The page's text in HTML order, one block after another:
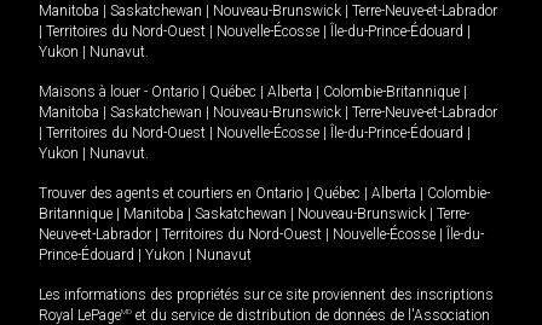
Manitoba | Saskatchewan | Nouveau-Brunswick | Terre-Neuve-et-Labrador
| Territoires du Nord-Ouest | Nouvelle-Écosse | Île-du-Prince-Édouard |
Yukon | Nunavut.
Maisons à louer - Ontario | Québec | Alberta | Colombie-Britannique |
Manitoba | Saskatchewan | Nouveau-Brunswick | Terre-Neuve-et-Labrador
| Territoires du Nord-Ouest | Nouvelle-Écosse | Île-du-Prince-Édouard |
Yukon | Nunavut.
Trouver des agents et courtiers en Ontario | Québec | Alberta | Colombie-
Britannique | Manitoba | Saskatchewan | Nouveau-Brunswick | Terre-
Neuve-et-Labrador | Territoires du Nord-Ouest | Nouvelle-Écosse | Île-du-
Prince-Édouard | Yukon | Nunavut
Les informations des propriétés sur ce site proviennent des inscriptions
Royal LePageMD et du service de distribution de données de l'Association